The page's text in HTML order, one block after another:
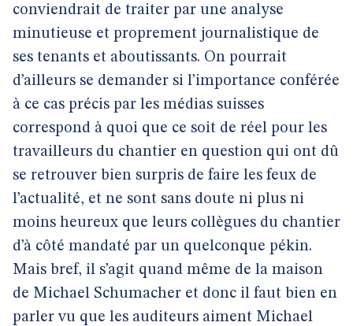
conviendrait de traiter par une analyse
minutieuse et proprement journalistique de
ses tenants et aboutissants. On pourrait
d’ailleurs se demander si l’importance conférée
à ce cas précis par les médias suisses
correspond à quoi que ce soit de réel pour les
travailleurs du chantier en question qui ont dû
se retrouver bien surpris de faire les feux de
l’actualité, et ne sont sans doute ni plus ni
moins heureux que leurs collègues du chantier
d’à côté mandaté par un quelconque pékin.
Mais bref, il s’agit quand même de la maison
de Michael Schumacher et donc il faut bien en
parler vu que les auditeurs aiment Michael